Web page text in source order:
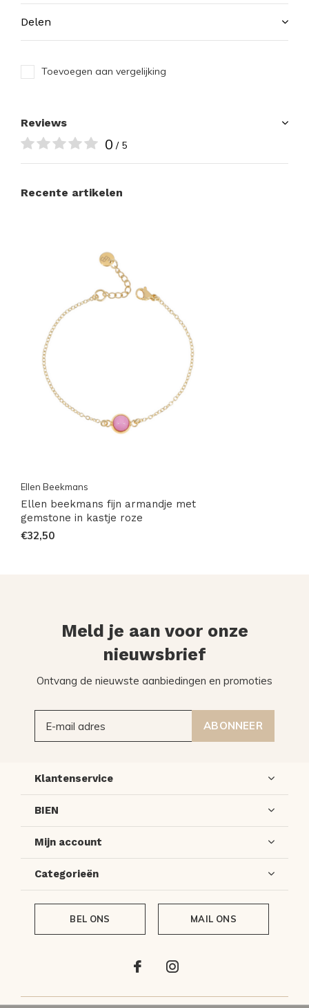
Delen
Toevoegen aan vergelijking
Reviews
0 / 5
Recente artikelen
Ellen Beekmans
Ellen beekmans fijn armandje met
gemstone in kastje roze
€32,50
Meld je aan voor onze
nieuwsbrief
Ontvang de nieuwste aanbiedingen en promoties
ABONNEER
Klantenservice
BIEN
Mijn account
Categorieën
BEL ONS MAIL ONS